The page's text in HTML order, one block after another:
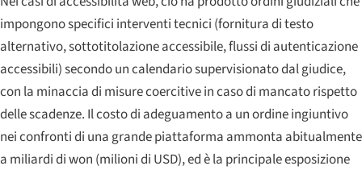
impongono specifici interventi tecnici (fornitura di testo
alternativo, sottotitolazione accessibile, flussi di autenticazione
accessibili) secondo un calendario supervisionato dal giudice,
con la minaccia di misure coercitive in caso di mancato rispetto
delle scadenze. Il costo di adeguamento a un ordine ingiuntivo
nei confronti di una grande piattaforma ammonta abitualmente
a miliardi di won (milioni di USD), ed è la principale esposizione